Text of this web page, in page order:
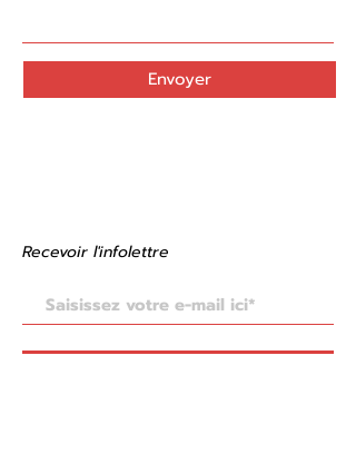
Envoyer
Recevoir l'infolettre